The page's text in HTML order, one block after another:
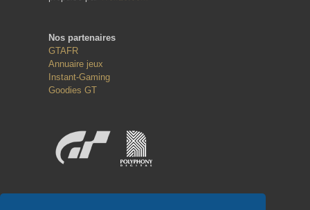
Nos partenaires
GTAFR
Annuaire jeux
Instant-Gaming
Goodies GT